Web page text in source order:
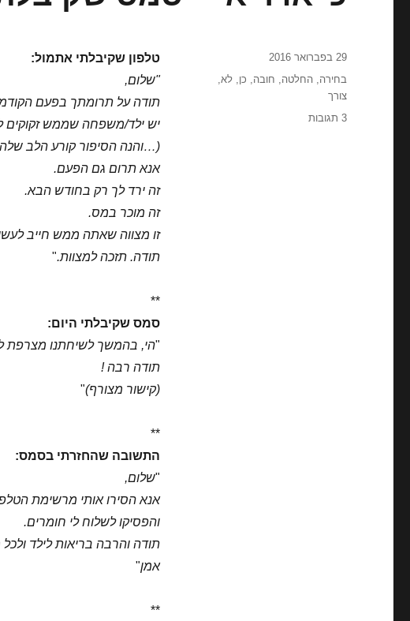
טלפון שקיבלתי אתמול:
"שלום,
תודה על תרומתך בפעם
יש ילד/משפחה שממש זקוקים
(…והנה הסיפור קורע הלב
אנא תרום גם הפעם.
זה ירד לך רק בחודש הבא.
זה מוכר במס.
זו מצווה שאתה ממש חייב
תודה. תזכה למצוות."
**
סמס שקיבלתי היום:
"הי, בהמשך לשיחתנו מצרפת
תודה רבה !
(קישור מצורף)"
**
התשובה שהחזרתי בסמס:
"שלום,
אנא הסירו אותי מרשימת
והפסיקו לשלוח לי חומרים.
תודה והרבה בריאות לילד
אמן"
**
פורסם
29 בפברואר 2016
תגיות
בחירה,החלטה, חובה, כן,לא,
צורך
3 תגובות
על